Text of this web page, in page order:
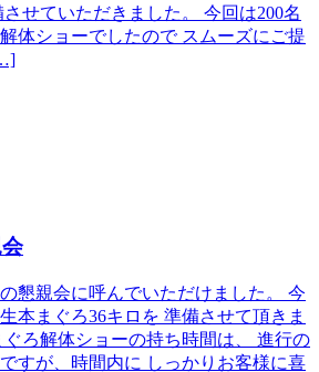
せていただきました。 今回は200名
体ショーでしたので スムーズにご提
懇親会に呼んでいただけました。 今
本まぐろ36キロを 準備させて頂きま
ぐろ解体ショーの持ち時間は、 進行の
すが、時間内に しっかりお客様に喜